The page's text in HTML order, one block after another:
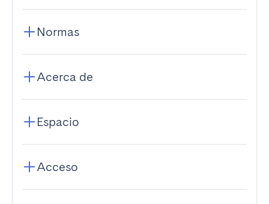
Normas
Acerca de
Espacio
Acceso